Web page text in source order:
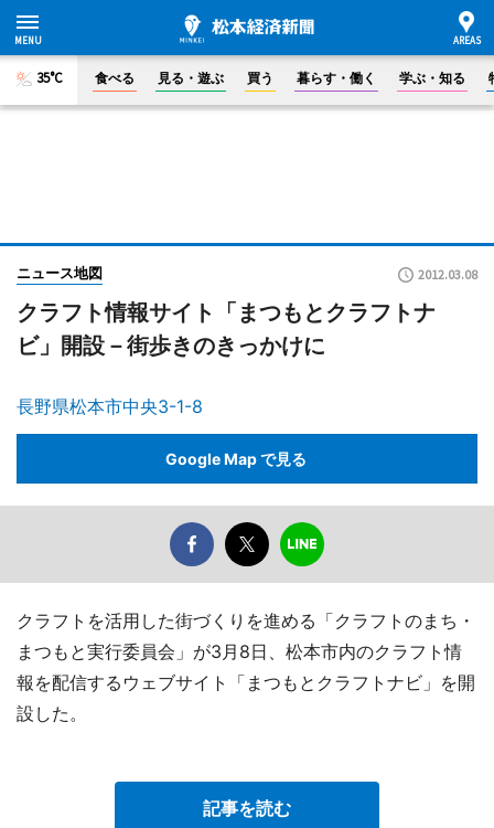
35°C 食べる 見る・遊ぶ 買う 暮らす・働く 学ぶ・知る
ニュース地図 2012.03.08
クラフト情報サイト「まつもとクラフトナ
ビ」開設－街歩きのきっかけに
長野県松本市中央3-1-8
Google Map で見る
クラフトを活用した街づくりを進める「クラフトのまち・
まつもと実行委員会」が3月8日、松本市内のクラフト情
報を配信するウェブサイト「まつもとクラフトナビ」を開
設した。
記事を読む